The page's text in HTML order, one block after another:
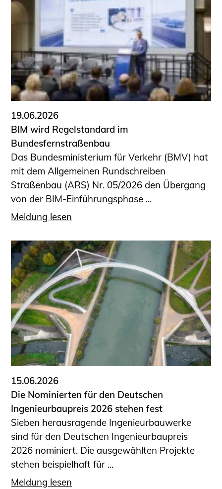
19.06.2026
BIM wird Regelstandard im
Bundesfernstraßenbau
Das Bundesministerium für Verkehr (BMV) hat
mit dem Allgemeinen Rundschreiben
Straßenbau (ARS) Nr. 05/2026 den Übergang
von der BIM-Einführungsphase ...
Meldung lesen
15.06.2026
Die Nominierten für den Deutschen
Ingenieurbaupreis 2026 stehen fest
Sieben herausragende Ingenieurbauwerke
sind für den Deutschen Ingenieurbaupreis
2026 nominiert. Die ausgewählten Projekte
stehen beispielhaft für ...
Meldung lesen